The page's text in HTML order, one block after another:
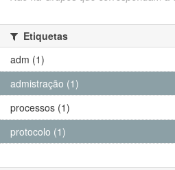
Etiquetas
adm (1)
admistração (1)
processos (1)
protocolo (1)